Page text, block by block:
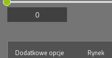
Dodatkowe opcje
Rynek